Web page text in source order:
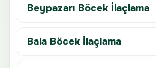
Beypazarı Böcek İlaçlama
Bala Böcek İlaçlama